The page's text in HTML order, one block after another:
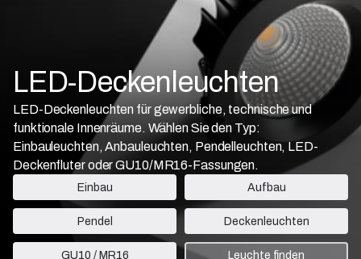
LED-Deckenleuchten
LED-Deckenleuchten für gewerbliche, technische und
funktionale Innenräume. Wählen Sie den Typ:
Einbauleuchten, Anbauleuchten, Pendelleuchten, LED-
Deckenfluter oder GU10/MR16-Fassungen.
Einbau
Aufbau
Pendel
Deckenleuchten
GU10 / MR16
Leuchte finden